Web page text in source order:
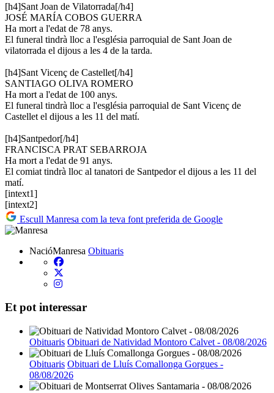
[h4]Sant Joan de Vilatorrada[/h4]
JOSÉ MARÍA COBOS GUERRA
Ha mort a l'edat de 78 anys.
El funeral tindrà lloc a l'església parroquial de Sant Joan de
vilatorrada el dijous a les 4 de la tarda.
[h4]Sant Vicenç de Castellet[/h4]
SANTIAGO OLIVA ROMERO
Ha mort a l'edat de 100 anys.
El funeral tindrà lloc a l'església parroquial de Sant Vicenç de
Castellet el dijous a les 11 del matí.
[h4]Santpedor[/h4]
FRANCISCA PRAT SEBARROJA
Ha mort a l'edat de 91 anys.
El comiat tindrà lloc al tanatori de Santpedor el dijous a les 11 del
matí.
[intext1]
[intext2]
Escull Manresa com la teva font preferida de Google
NacióManresa Obituaris
Et pot interessar
Obituaris Obituari de Natividad Montoro Calvet - 08/08/2026
Obituaris Obituari de Lluís Comallonga Gorgues -
08/08/2026